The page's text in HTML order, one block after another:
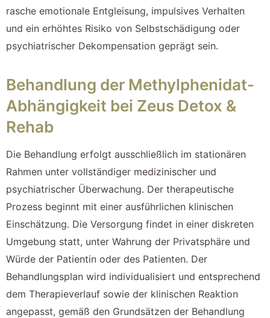
rasche emotionale Entgleisung, impulsives Verhalten
und ein erhöhtes Risiko von Selbstschädigung oder
psychiatrischer Dekompensation geprägt sein.
Behandlung der Methylphenidat-
Abhängigkeit bei Zeus Detox &
Rehab
Die Behandlung erfolgt ausschließlich im stationären
Rahmen unter vollständiger medizinischer und
psychiatrischer Überwachung. Der therapeutische
Prozess beginnt mit einer ausführlichen klinischen
Einschätzung. Die Versorgung findet in einer diskreten
Umgebung statt, unter Wahrung der Privatsphäre und
Würde der Patientin oder des Patienten. Der
Behandlungsplan wird individualisiert und entsprechend
dem Therapieverlauf sowie der klinischen Reaktion
angepasst, gemäß den Grundsätzen der Behandlung